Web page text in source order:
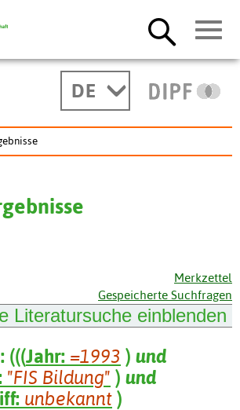
DE
Merkzettel
Gespeicherte Suchfragen
Literatursuche einblenden
(((Jahr: =1993 ) und
"FIS Bildung" ) und
unbekannt )